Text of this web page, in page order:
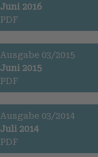
Juni 2016
PDF
Ausgabe 03/2015
Juni 2015
PDF
Ausgabe 03/2014
Juli 2014
PDF